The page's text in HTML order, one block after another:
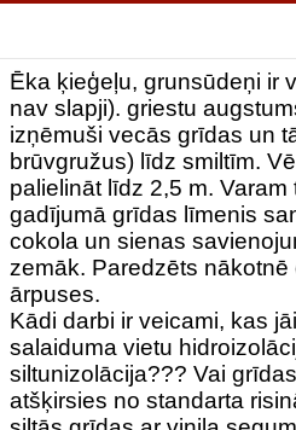
Ēka ķieģeļu, grunsūdeņi ir
nav slapji). griestu
izņēmuši vecās grīdas un
brūvgružus) līdz smiltīm.
palielināt līdz 2,5 m.
gadījumā grīdas līmenis
cokola un sienas
zemāk. Paredzēts nākotnē
ārpuses.
Kādi darbi ir veicami, kas
salaiduma vietu
siltunizolācija??? Vai
atšķirsies no standarta